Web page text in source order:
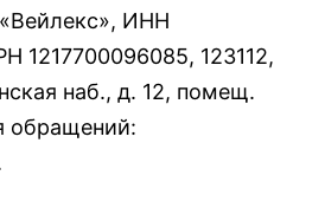
ИНН
1217700096085, 123112,
наб., д. 12, помещ.
обращений: